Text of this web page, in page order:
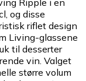
og disse
riflet design
Living-glassene
til desserter
vin. Valget
større volum